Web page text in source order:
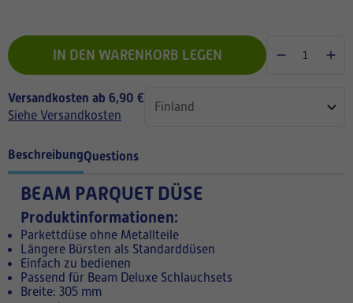
IN DEN WARENKORB LEGEN
Versandkosten ab 6,90 €
Siehe Versandkosten
BeschreibungQuestions
BEAM PARQUET DÜSE
Produktinformationen:
Parkettdüse ohne Metallteile
Längere Bürsten als Standarddüsen
Einfach zu bedienen
Passend für Beam Deluxe Schlauchsets
Breite: 305 mm